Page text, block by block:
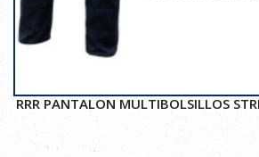
RRR PANTALON MULTIBOLSILLOS